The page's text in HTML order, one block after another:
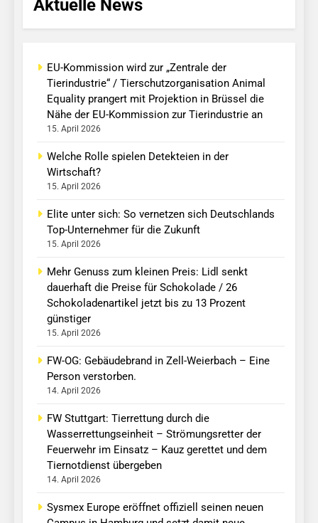
Aktuelle News
EU-Kommission wird zur „Zentrale der
Tierindustrie“ / Tierschutzorganisation Animal
Equality prangert mit Projektion in Brüssel die
Nähe der EU-Kommission zur Tierindustrie an
15. April 2026
Welche Rolle spielen Detekteien in der
Wirtschaft?
15. April 2026
Elite unter sich: So vernetzen sich Deutschlands
Top-Unternehmer für die Zukunft
15. April 2026
Mehr Genuss zum kleinen Preis: Lidl senkt
dauerhaft die Preise für Schokolade / 26
Schokoladenartikel jetzt bis zu 13 Prozent
günstiger
15. April 2026
FW-OG: Gebäudebrand in Zell-Weierbach – Eine
Person verstorben.
14. April 2026
FW Stuttgart: Tierrettung durch die
Wasserrettungseinheit – Strömungsretter der
Feuerwehr im Einsatz – Kauz gerettet und dem
Tiernotdienst übergeben
14. April 2026
Sysmex Europe eröffnet offiziell seinen neuen